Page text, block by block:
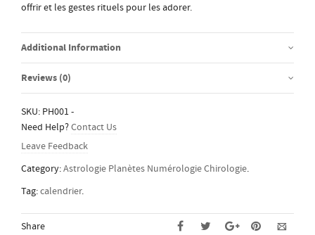
offrir et les gestes rituels pour les adorer.
Additional Information
Reviews (0)
SKU: PH001-
Need Help?Contact Us
Leave Feedback
Category:Astrologie Planètes Numérologie Chirologie.
Tag:calendrier.
Share